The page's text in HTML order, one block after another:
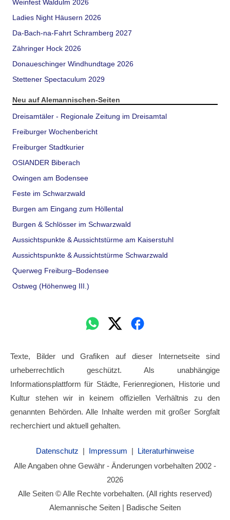
Weinfest Waldulm 2026
Ladies Night Häusern 2026
Da-Bach-na-Fahrt Schramberg 2027
Zähringer Hock 2026
Donaueschinger Windhundtage 2026
Stettener Spectaculum 2029
Neu auf Alemannischen-Seiten
Dreisamtäler - Regionale Zeitung im Dreisamtal
Freiburger Wochenbericht
Freiburger Stadtkurier
OSIANDER Biberach
Owingen am Bodensee
Feste im Schwarzwald
Burgen am Eingang zum Höllental
Burgen & Schlösser im Schwarzwald
Aussichtspunkte & Aussichtstürme am Kaiserstuhl
Aussichtspunkte & Aussichtstürme Schwarzwald
Querweg Freiburg–Bodensee
Ostweg (Höhenweg III.)
Texte, Bilder und Grafiken auf dieser Internetseite sind
urheberrechtlich geschützt. Als unabhängige
Informationsplattform für Städte, Ferienregionen, Historie und
Kultur stehen wir in keinem offiziellen Verhältnis zu den
genannten Behörden. Alle Inhalte werden mit großer Sorgfalt
recherchiert und aktuell gehalten.
Datenschutz | Impressum | Literaturhinweise
Alle Angaben ohne Gewähr - Änderungen vorbehalten 2002 -
2026
Alle Seiten © Alle Rechte vorbehalten. (All rights reserved)
Alemannische Seiten | Badische Seiten